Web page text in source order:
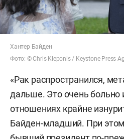
Хантер Байден
Фото: © Chris Kleponis / Keystone Press
«Рак распространился,
дальше. Это очень больно
отношениях крайне
Байден-младший. При